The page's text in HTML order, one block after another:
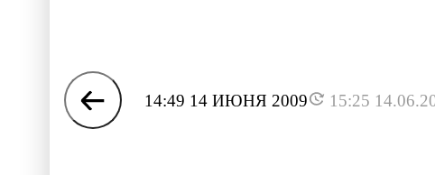
14:49 14 ИЮНЯ 2009 15:25